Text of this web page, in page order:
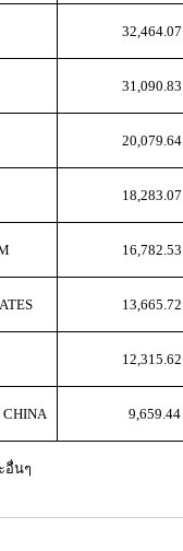
32,464.07
31,090.83
20,079.64
18,283.07
16,782.53
13,665.72
12,315.62
CHINA 9,659.44
อื่นๆ